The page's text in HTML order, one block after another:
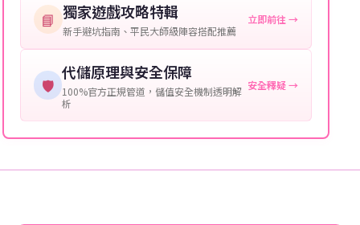
📘 獨家遊戲攻略特輯
新手避坑指南、平民大師級陣容搭配推薦
立即前往 →
🛡️
代儲原理與安全保障
100%官方正規管道，儲值安全機制透明解
析
安全釋疑 →